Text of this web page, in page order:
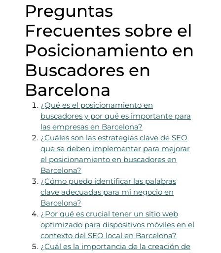
Preguntas
Frecuentes sobre el
Posicionamiento en
Buscadores en
Barcelona
¿Qué es el posicionamiento en
buscadores y por qué es importante para
las empresas en Barcelona?
¿Cuáles son las estrategias clave de SEO
que se deben implementar para mejorar
el posicionamiento en buscadores en
Barcelona?
¿Cómo puedo identificar las palabras
clave adecuadas para mi negocio en
Barcelona?
¿Por qué es crucial tener un sitio web
optimizado para dispositivos móviles en el
contexto del SEO local en Barcelona?
¿Cuál es la importancia de la creación de